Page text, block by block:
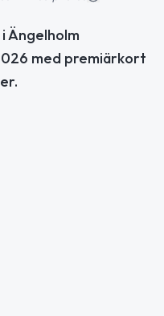
Ängelholm
med premiärkort